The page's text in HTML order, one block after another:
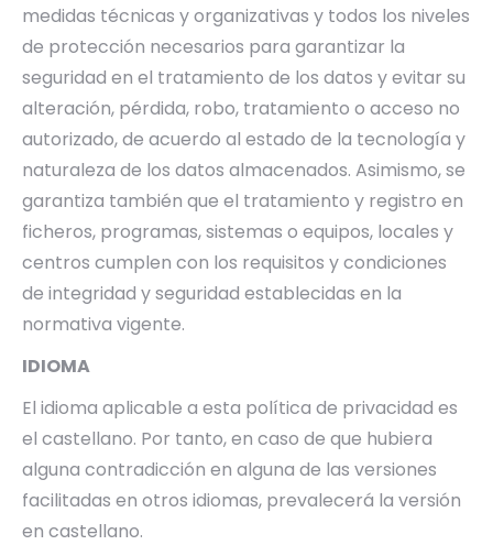
medidas técnicas y organizativas y todos los niveles
de protección necesarios para garantizar la
seguridad en el tratamiento de los datos y evitar su
alteración, pérdida, robo, tratamiento o acceso no
autorizado, de acuerdo al estado de la tecnología y
naturaleza de los datos almacenados. Asimismo, se
garantiza también que el tratamiento y registro en
ficheros, programas, sistemas o equipos, locales y
centros cumplen con los requisitos y condiciones
de integridad y seguridad establecidas en la
normativa vigente.
IDIOMA
El idioma aplicable a esta política de privacidad es
el castellano. Por tanto, en caso de que hubiera
alguna contradicción en alguna de las versiones
facilitadas en otros idiomas, prevalecerá la versión
en castellano.